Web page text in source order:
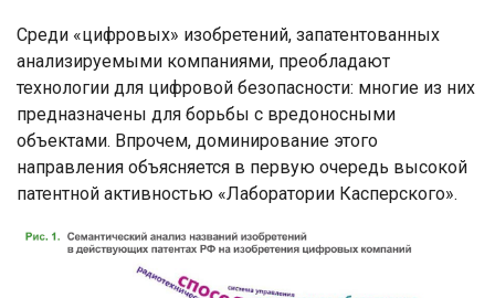
Среди «цифровых» изобретений, запатентованных
анализируемыми компаниями, преобладают
технологии для цифровой безопасности: многие из них
предназначены для борьбы с вредоносными
объектами. Впрочем, доминирование этого
направления объясняется в первую очередь высокой
патентной активностью «Лаборатории Касперского».